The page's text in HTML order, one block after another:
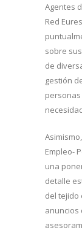
Agentes
Red
sobre
de
gestión
Empleo-
una
detalle
del tejido
anuncios